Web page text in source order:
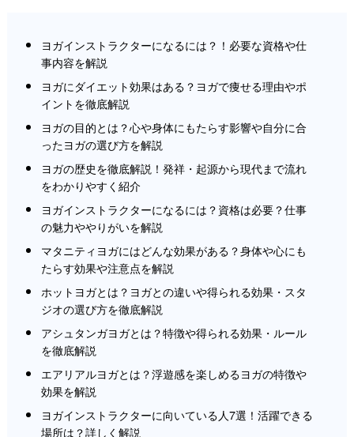
ヨガインストラクターになるには？！必要な資格や仕
事内容を解説
ヨガにダイエット効果はある？ヨガで痩せる理由やポ
イントを徹底解説
ヨガの目的とは？心や身体にもたらす影響や自分に合
ったヨガの選び方を解説
ヨガの歴史を徹底解説！発祥・起源から現代まで流れ
をわかりやすく紹介
ヨガインストラクターになるには？資格は必要？仕事
の魅力ややりがいを解説
マタニティヨガにはどんな効果がある？身体や心にも
たらす効果や注意点を解説
ホットヨガとは？ヨガとの違いや得られる効果・スタ
ジオの選び方を徹底解説
アシュタンガヨガとは？特徴や得られる効果・ルール
を徹底解説
エアリアルヨガとは？浮遊感を楽しめるヨガの特徴や
効果を解説
ヨガインストラクターに向いている人7選！活躍できる
場所は？詳しく解説